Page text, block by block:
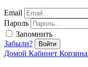
Email
Пароль
Запомнить
Забыли?
Войти
Домой Кабинет Корзина